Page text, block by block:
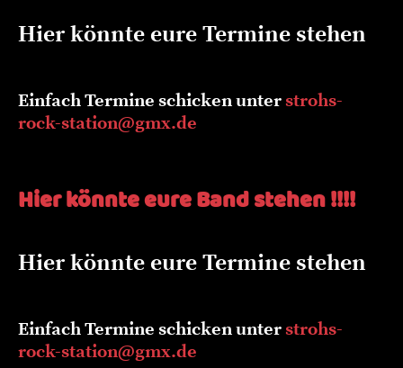
Hier könnte eure Termine stehen
Einfach Termine schicken unter strohs-
rock-station@gmx.de
Hier könnte eure Band stehen !!!!
Hier könnte eure Termine stehen
Einfach Termine schicken unter strohs-
rock-station@gmx.de